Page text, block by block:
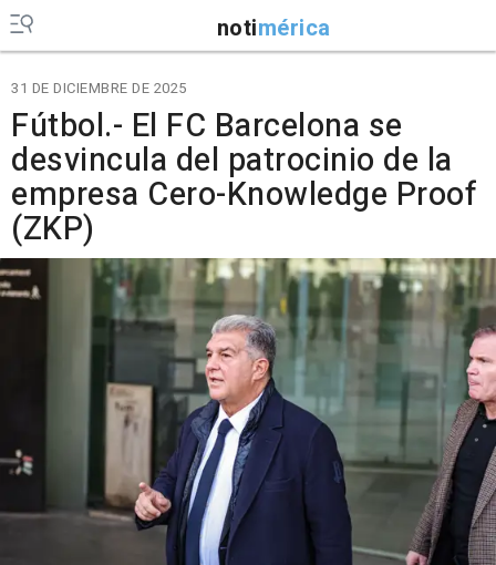
notimérica
31 DE DICIEMBRE DE 2025
Fútbol.- El FC Barcelona se
desvincula del patrocinio de la
empresa Cero-Knowledge Proof
(ZKP)